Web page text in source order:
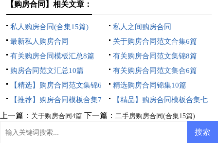
【购房合同】相关文章：
私人购房合同(合集15篇)
私人之间购房合同
最新私人购房合同
关于购房合同范文合集6篇
有关购房合同模板汇总8篇
有关购房合同范文集锦8篇
购房合同范文汇总10篇
有关购房合同范文集合6篇
【精选】购房合同范文集锦6
篇
精选购房合同锦集10篇
【推荐】购房合同模板合集7
篇
【精品】购房合同模板合集七
篇
上一篇： 关于购房合同4篇 下一篇： 二手房购房合同(合集15篇)